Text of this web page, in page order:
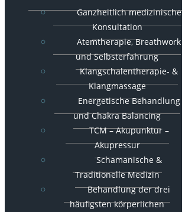
Ganzheitlich medizinische
Konsultation
Atemtherapie, Breathwork
und Selbsterfahrung
Klangschalentherapie- &
Klangmassage
Energetische Behandlung
und Chakra Balancing
TCM – Akupunktur –
Akupressur
Schamanische &
Traditionelle Medizin
Behandlung der drei
häufigsten körperlichen